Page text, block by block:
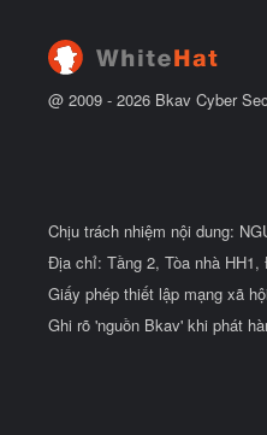
@ 2009 - 2026 Bkav Cyber
Chịu trách nhiệm nội dung:
Địa chỉ: Tầng 2, Tòa nhà
Giấy phép thiết lập mạng xã
Ghi rõ 'nguồn Bkav' khi phát